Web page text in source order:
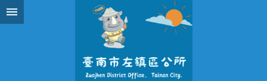
跳到主要內容區塊